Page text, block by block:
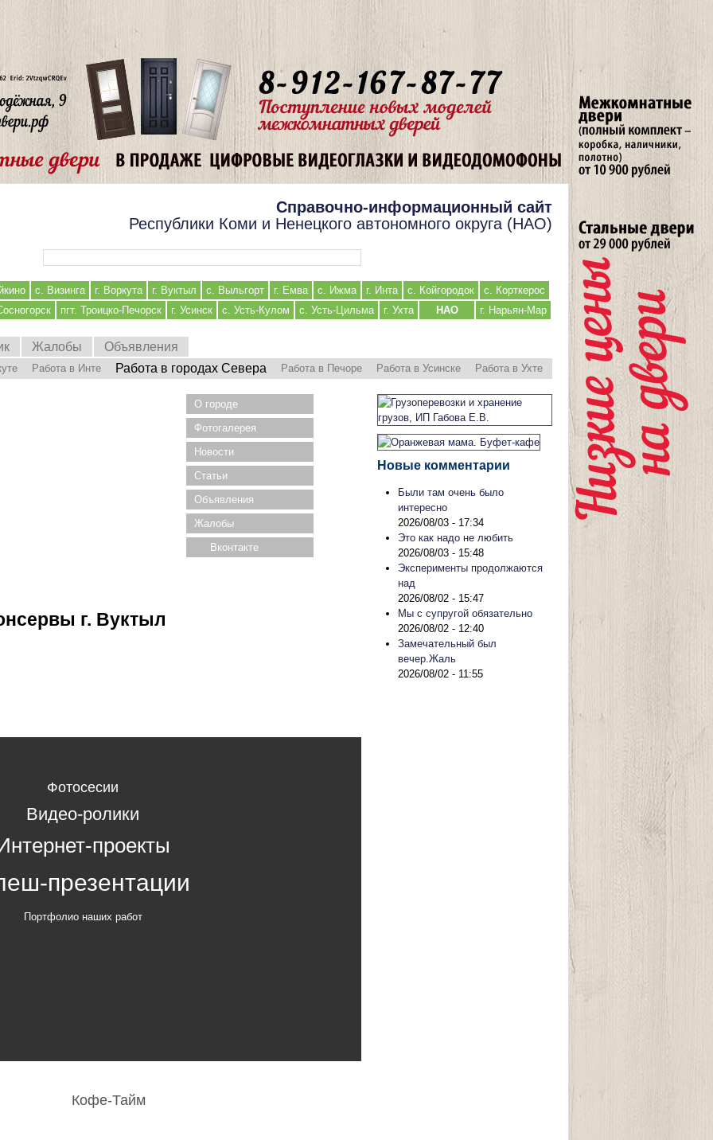
Справочно-информационный сайт
Республики Коми и Ненецкого автономного округа (НАО)
с. Визинга г. Воркута г. Вуктыл с. Выльгорт г. Емва с. Ижма г. Инта с. Койгородок
с. Корткерос
пгт. Троицко-Печорск г. Усинск с. Усть-Кулом с. Усть-Цильма г. Ухта НАО г. Нарьян-Мар
Жалобы Объявления
Работа в Инте Работа в городах Севера Работа в Печоре Работа в Усинске Работа в Ухте
О городе
Фотогалерея
Новости
Статьи
Объявления
Жалобы
Вконтакте
г. Вуктыл
Фотосесии
Видео-ролики
проекты
презентации
Портфолио наших работ
Кофе-Тайм
Новые комментарии
Были там очень было
интересно
2026/08/03 - 17:34
Это как надо не любить
2026/08/03 - 15:48
Эксперименты продолжаются
над
2026/08/02 - 15:47
Мы с супругой обязательно
2026/08/02 - 12:40
Замечательный был
вечер.Жаль
2026/08/02 - 11:55